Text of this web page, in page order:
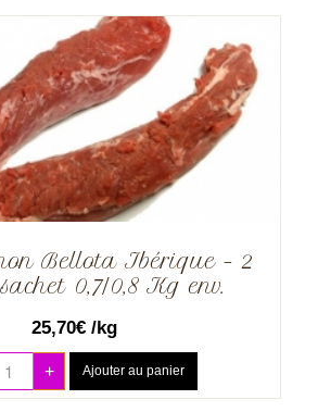
Bellota Ibérique – 2
0,7/0,8 Kg env.
25,70€ /kg
+ Ajouter au panier